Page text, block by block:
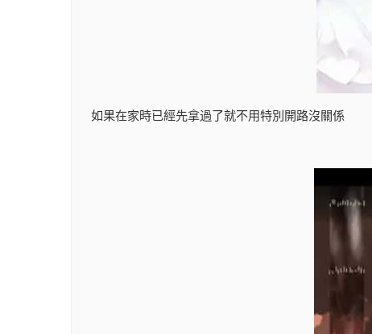
如果在家時已經先拿過了就不用特別開路沒關係